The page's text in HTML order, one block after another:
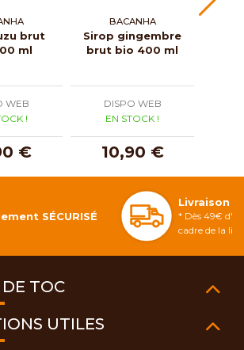
brut
ml
WEB
!
€
BACANHA
Sirop gingembre
brut bio 400 ml
DISPO WEB
EN STOCK !
10,90 €
SÉCURISÉ
Livraison
* Dès 49€
cadre de la
TOC
UTILES